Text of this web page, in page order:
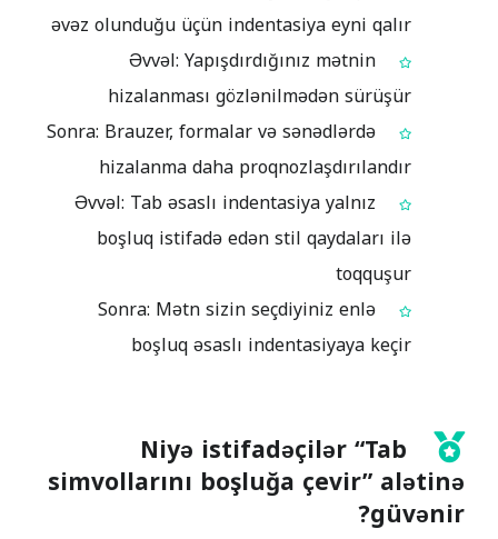
əvəz olunduğu üçün indentasiya eyni qalır
Əvvəl: Yapışdırdığınız mətnin
hizalanması gözlənilmədən sürüşür
Sonra: Brauzer, formalar və sənədlərdə
hizalanma daha proqnozlaşdırılandır
Əvvəl: Tab əsaslı indentasiya yalnız
boşluq istifadə edən stil qaydaları ilə
toqquşur
Sonra: Mətn sizin seçdiyiniz enlə
boşluq əsaslı indentasiyaya keçir
Niyə istifadəçilər “Tab
simvollarını boşluğa çevir” alətinə
güvənir?